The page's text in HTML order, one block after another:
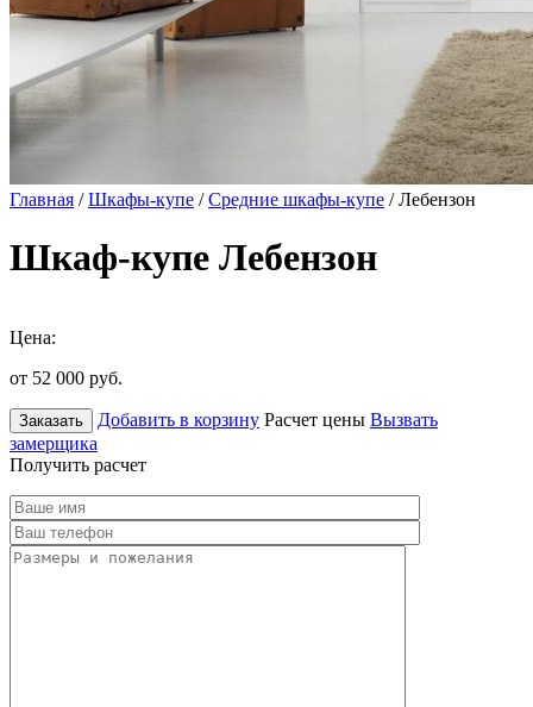
Главная /Шкафы-купе /Средние шкафы-купе / Лебензон
Шкаф-купе Лебензон
Цена:
от 52 000 руб.
Заказать Добавить в корзину Расчет цены Вызвать
замерщика
Получить расчет